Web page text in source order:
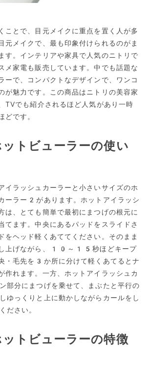
ことで、目元メイクに重点を置く人が多
元メイクで、最も印象付けられるのがま
す。インテリアや家具で人気のニトリで
メ家電も販売しています。中でも話題な
ーで、コンパクトなデザインで、ワンコ
が魅力です。この商品はニトリの美容家
TVでも紹介されるほど人気があり一時
どです。
トビューラーの使い
イラッシュカーラーと小さいサイズのホ
ーラー2があります。ホットアイラッシ
は、とても簡単で最初にまつげの根元に
てます。中央にあるパッドをスライドさ
をヘッド軽くあててください。そのまま
し上げながら、10～15秒ほどキープ
・毛先を3か所に分けて軽くあてるとナ
作れます。一方、ホットアイラッシュカ
部分にまつげを乗せて、まぶたと平行の
ゆっくりと上に動かしながらカールをし
ださい。
トビューラーの特徴